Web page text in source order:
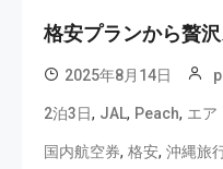
格安プランから贅
2025年8月14日
2泊3日, JAL, Peach, エア
国内航空券, 格安, 沖縄旅